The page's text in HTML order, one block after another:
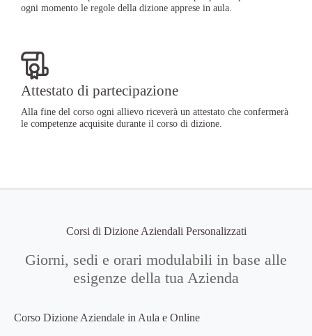
ogni momento le regole della dizione apprese in aula.
Attestato di partecipazione
Alla fine del corso ogni allievo riceverà un attestato che confermerà
le competenze acquisite durante il corso di dizione.
Corsi di Dizione Aziendali Personalizzati
Giorni, sedi e orari modulabili in base alle
esigenze della tua Azienda
Corso Dizione Aziendale in Aula e Online